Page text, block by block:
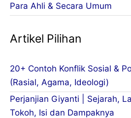
Para Ahli & Secara Umum
Artikel Pilihan
20+ Contoh Konflik Sosial &
(Rasial, Agama, Ideologi)
Perjanjian Giyanti | Sejarah,
Tokoh, Isi dan Dampaknya